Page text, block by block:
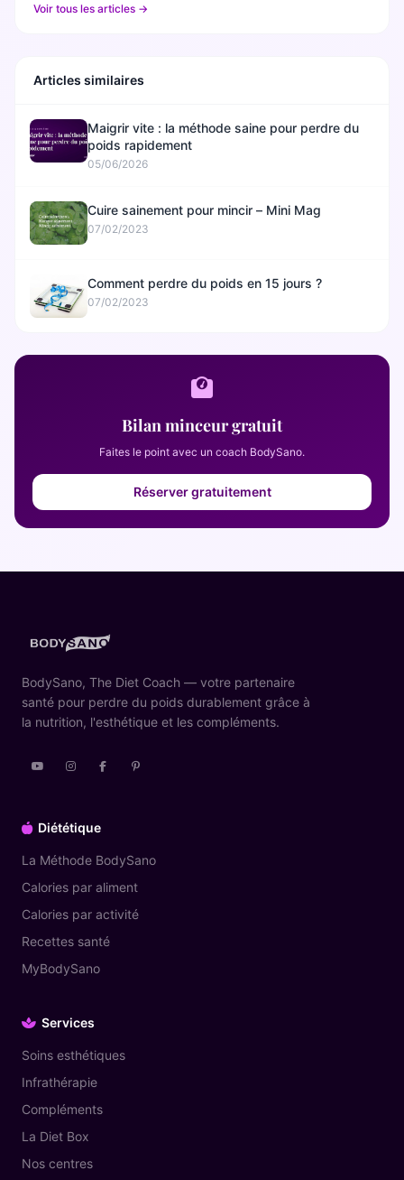
Voir tous les articles →
Articles similaires
Maigrir vite : la méthode saine pour perdre du
poids rapidement
05/06/2026
Cuire sainement pour mincir – Mini Mag
07/02/2023
Comment perdre du poids en 15 jours ?
07/02/2023
Bilan minceur gratuit
Faites le point avec un coach BodySano.
Réserver gratuitement
BodySano, The Diet Coach — votre partenaire
santé pour perdre du poids durablement grâce à
la nutrition, l'esthétique et les compléments.
Diététique
La Méthode BodySano
Calories par aliment
Calories par activité
Recettes santé
MyBodySano
Services
Soins esthétiques
Infrathérapie
Compléments
La Diet Box
Nos centres